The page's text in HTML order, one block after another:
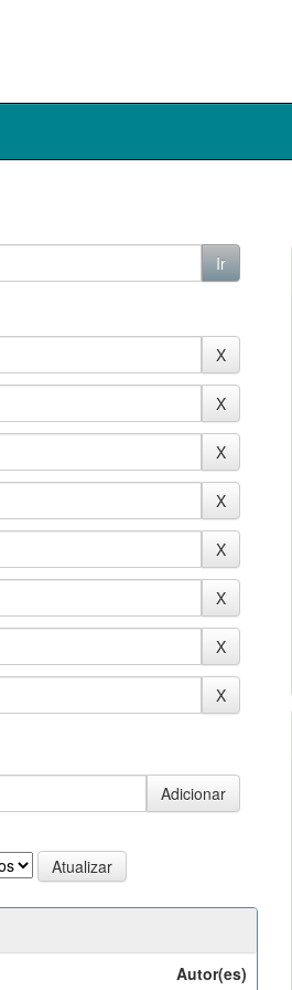
Autor(es)